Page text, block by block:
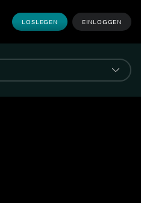
LOSLEGEN EINLOGGEN